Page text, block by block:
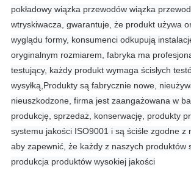
pokładowy wiązka przewodów wiązka
wtryskiwacza, gwarantuje, że produkt używa
wyglądu formy, konsumenci odkupują
oryginalnym rozmiarem, fabryka ma
testujący, każdy produkt wymaga ścisłych
wysyłką,Produkty są fabrycznie nowe,
nieuszkodzone, firma jest zaangażowana w
produkcję, sprzedaż, konserwację, produkty
systemu jakości ISO9001 i są ściśle zgodne z
aby zapewnić, że każdy z naszych produktów
produkcja produktów wysokiej jakości